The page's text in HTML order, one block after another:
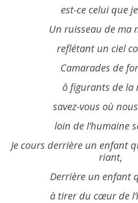
est-ce celui que
Un ruisseau de ma
reflétant un ciel
Camarades de
ô figurants de la
savez-vous où
loin de l’humaine
Je cours derrière un enfant
riant,
Derrière un enfant
à tirer du cœur de